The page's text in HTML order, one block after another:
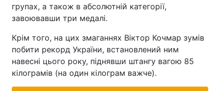
групах, а також в абсолютній категорії,
завоювавши три медалі.
Крім того, на цих змаганнях Віктор Кочмар зумів
побити рекорд України, встановлений ним
навесні цього року, піднявши штангу вагою 85
кілограмів (на один кілограм важче).